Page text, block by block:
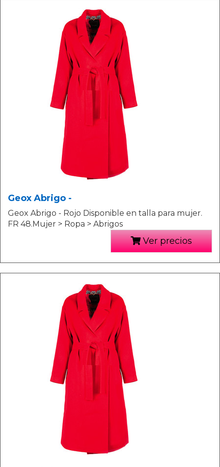
Geox Abrigo -
Geox Abrigo - Rojo Disponible en talla para mujer.
FR 48.Mujer > Ropa > Abrigos
Ver precios